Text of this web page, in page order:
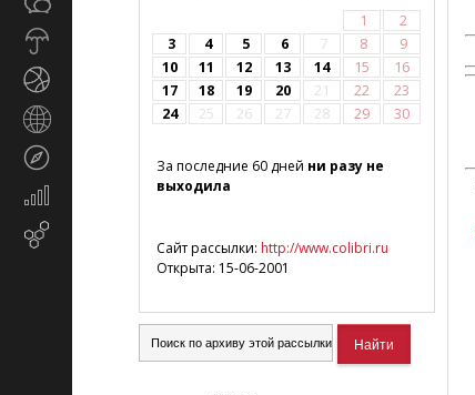
Экономика
маркетинг
1
2
3
4 5 6 7 8
9
10
11 12 13 14 15
16
17
18 19 20 21 22
23
24
25 26 27 28 29 30
За последние 60 дней ни разу не
выходила
Сайт рассылки: http://www.colibri.ru
Открыта: 15-06-2001